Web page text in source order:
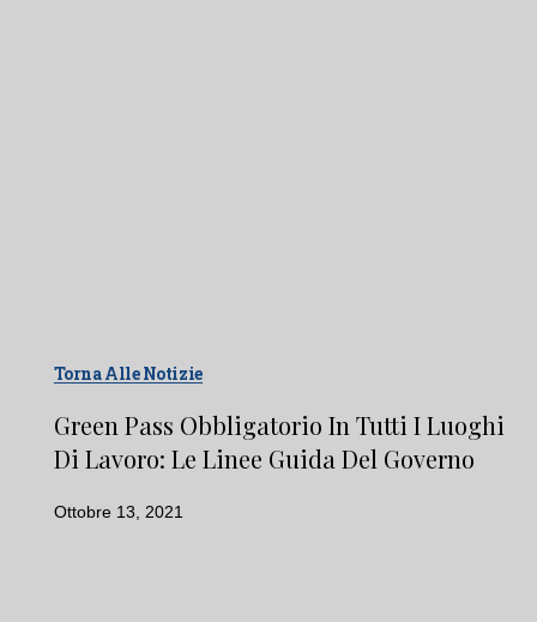
Torna Alle Notizie
Green Pass Obbligatorio In Tutti I Luoghi
Di Lavoro: Le Linee Guida Del Governo
Ottobre 13, 2021